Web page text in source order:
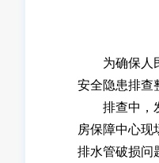
为确保人民
安全隐患排查
排查中，发
房保障中心现
排水管破损问